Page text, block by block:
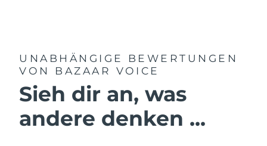
UNABHÄNGIGE BEWERTUNGEN
VON BAZAAR VOICE
Sieh dir an, was
andere denken ...